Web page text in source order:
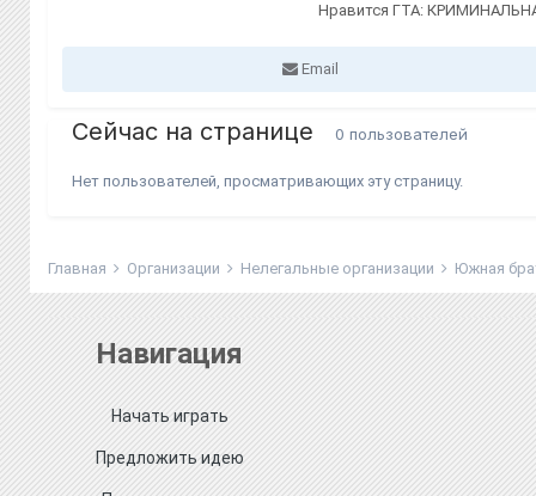
Нравится ГТА:
Email
Сейчас на странице 0 пользователей
Нет пользователей, просматривающих эту страницу.
Главная Организации Нелегальные организации Южная
Навигация
Начать играть
Предложить идею